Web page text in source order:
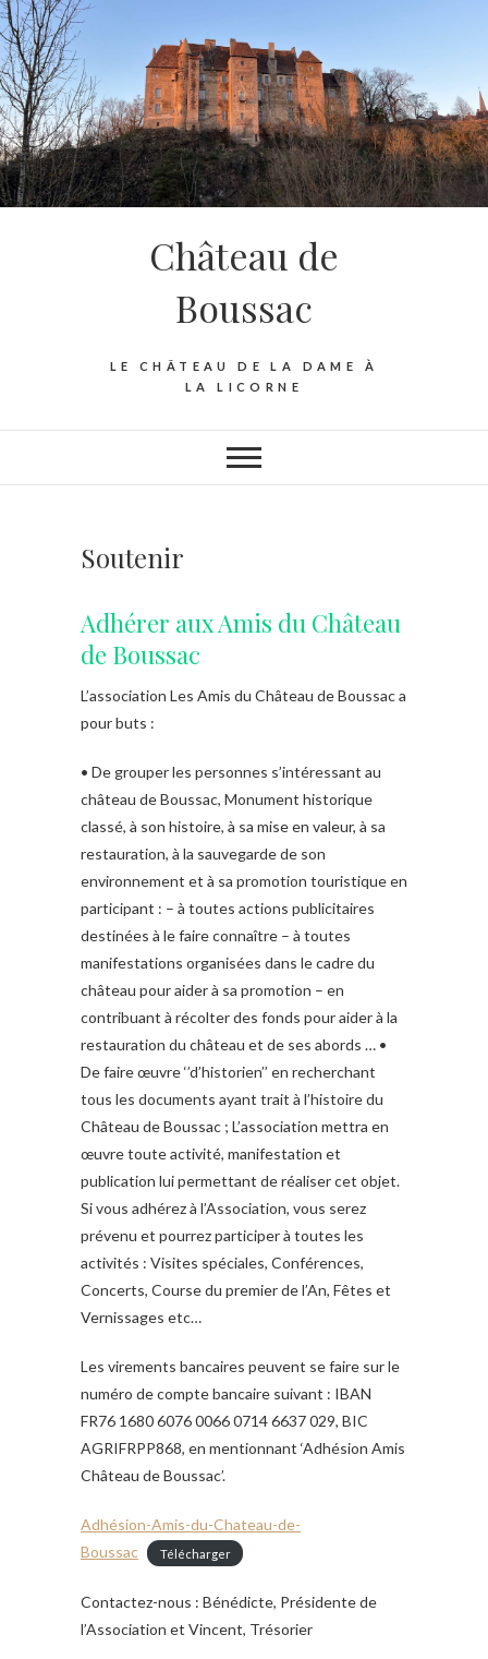
Skip
to
content
Château de
Boussac
LE CHÂTEAU DE LA DAME À
LA LICORNE
Soutenir
Adhérer aux Amis du Château
de Boussac
L’association Les Amis du Château de Boussac a
pour buts :
• De grouper les personnes s’intéressant au
château de Boussac, Monument historique
classé, à son histoire, à sa mise en valeur, à sa
restauration, à la sauvegarde de son
environnement et à sa promotion touristique en
participant : – à toutes actions publicitaires
destinées à le faire connaître – à toutes
manifestations organisées dans le cadre du
château pour aider à sa promotion – en
contribuant à récolter des fonds pour aider à la
restauration du château et de ses abords … •
De faire œuvre ‘’d’historien’’ en recherchant
tous les documents ayant trait à l’histoire du
Château de Boussac ; L’association mettra en
œuvre toute activité, manifestation et
publication lui permettant de réaliser cet objet.
Si vous adhérez à l’Association, vous serez
prévenu et pourrez participer à toutes les
activités : Visites spéciales, Conférences,
Concerts, Course du premier de l’An, Fêtes et
Vernissages etc…
Les virements bancaires peuvent se faire sur le
numéro de compte bancaire suivant : IBAN
FR76 1680 6076 0066 0714 6637 029, BIC
AGRIFRPP868, en mentionnant ‘Adhésion Amis
Château de Boussac’.
Adhésion-Amis-du-Chateau-de-
Boussac
Télécharger
Contactez-nous : Bénédicte, Présidente de
l’Association et Vincent, Trésorier